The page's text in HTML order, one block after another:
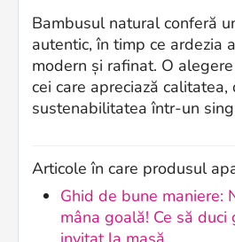
Bambusul natural conferă
autentic, în timp ce ardezia
modern și rafinat. O
cei care apreciază
sustenabilitatea într-un
Articole în care produsul
Ghid de bune maniere:
mâna goală! Ce să duci